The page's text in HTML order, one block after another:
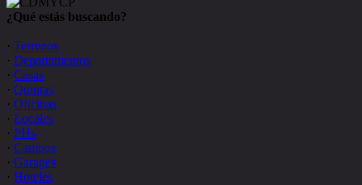
¿Qué estás buscando?
· Terrenos
· Departamentos
· Casas
· Quintas
· Oficinas
· Locales
· PHs
· Campos
· Garages
· Hoteles